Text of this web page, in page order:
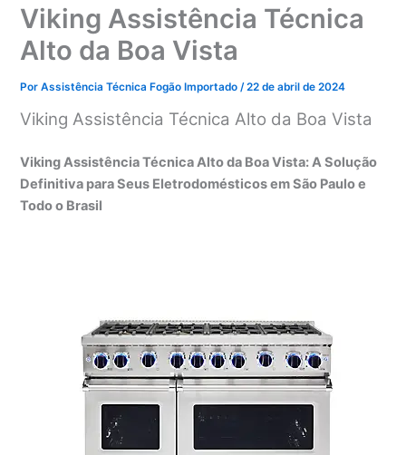
Viking Assistência Técnica
Alto da Boa Vista
PorAssistência Técnica Fogão Importado/22 de abril de 2024
Viking Assistência Técnica Alto da Boa Vista
Viking Assistência Técnica Alto da Boa Vista: A Solução
Definitiva para Seus Eletrodomésticos em São Paulo e
Todo o Brasil